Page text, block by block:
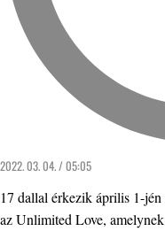
2022. 03. 04. / 05:05
17 dallal érkezik április 1-
az Unlimited Love,